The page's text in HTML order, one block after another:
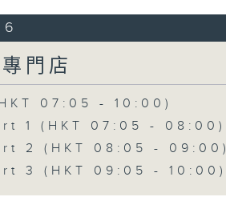
門店
07:05 - 10:00)
1 (HKT 07:05 - 08:00)
2 (HKT 08:05 - 09:00)
3 (HKT 09:05 - 10:00)